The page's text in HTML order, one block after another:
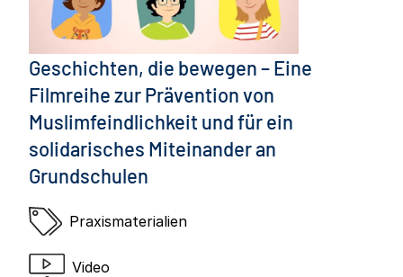
Geschichten, die bewegen – Eine
Filmreihe zur Prävention von
Muslimfeindlichkeit und für ein
solidarisches Miteinander an
Grundschulen
Praxismaterialien
Video